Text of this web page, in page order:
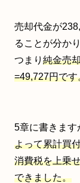
売却代金が
ることが分か
つまり 純金売
=49,727円です
5章に書きます
よって累計買
消費税を上乗
できました。